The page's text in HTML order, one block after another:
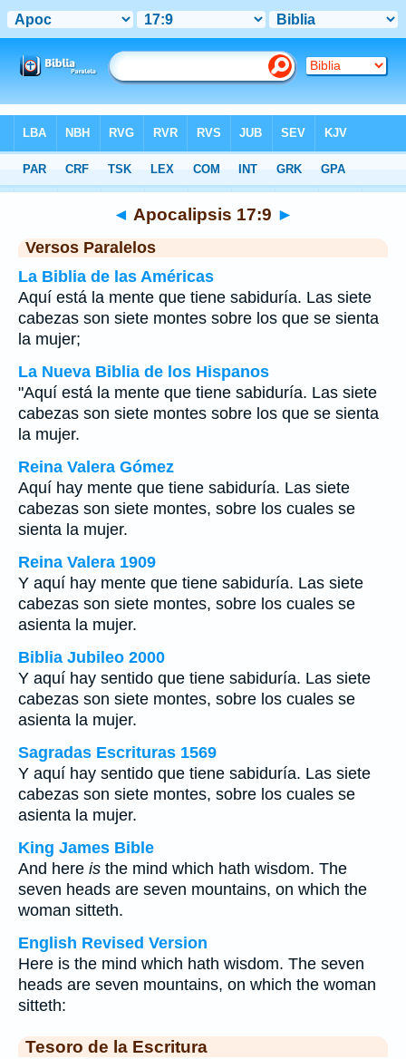
>Apocalipsis >Capítulo 17 > Verso 9
◄ Apocalipsis 17:9 ►
Versos Paralelos
La Biblia de las Américas
Aquí está la mente que tiene sabiduría. Las siete
cabezas son siete montes sobre los que se sienta
la mujer;
La Nueva Biblia de los Hispanos
"Aquí está la mente que tiene sabiduría. Las siete
cabezas son siete montes sobre los que se sienta
la mujer.
Reina Valera Gómez
Aquí hay mente que tiene sabiduría. Las siete
cabezas son siete montes, sobre los cuales se
sienta la mujer.
Reina Valera 1909
Y aquí hay mente que tiene sabiduría. Las siete
cabezas son siete montes, sobre los cuales se
asienta la mujer.
Biblia Jubileo 2000
Y aquí hay sentido que tiene sabiduría. Las siete
cabezas son siete montes, sobre los cuales se
asienta la mujer.
Sagradas Escrituras 1569
Y aquí hay sentido que tiene sabiduría. Las siete
cabezas son siete montes, sobre los cuales se
asienta la mujer.
King James Bible
And here is the mind which hath wisdom. The
seven heads are seven mountains, on which the
woman sitteth.
English Revised Version
Here is the mind which hath wisdom. The seven
heads are seven mountains, on which the woman
sitteth:
Tesoro de la Escritura